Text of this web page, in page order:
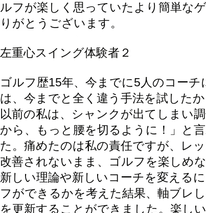
ルフが楽しく思っていたより簡単な
りがとうございます。
左重心スイング体験者２
ゴルフ歴15年、今までに5人のコー
は、今までと全く違う手法を試したか
以前の私は、シャンクが出てしまい
から、もっと腰を切るように！」と
た。痛めたのは私の責任ですが、レ
改善されないまま、ゴルフを楽しめ
新しい理論や新しいコーチを変える
フができるかを考えた結果、軸ブレ
を更新することができました。楽し